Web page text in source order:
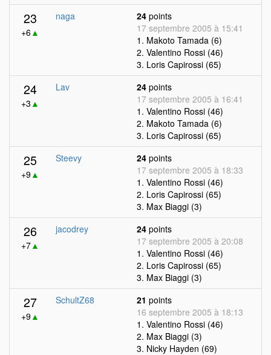
23
+6▲
naga 24 points
17 septembre 2005 à 15:41
1. Makoto Tamada (6)
2. Valentino Rossi (46)
3. Loris Capirossi (65)
24
+3 ▲
Lav 24 points
17 septembre 2005 à 16:41
1. Valentino Rossi (46)
2. Makoto Tamada (6)
3. Loris Capirossi (65)
25
+9▲
Steevy 24 points
17 septembre 2005 à 18:33
1. Valentino Rossi (46)
2. Loris Capirossi (65)
3. Max Biaggi (3)
26
+7▲
jacodrey 24 points
17 septembre 2005 à 20:08
1. Valentino Rossi (46)
2. Loris Capirossi (65)
3. Max Biaggi (3)
27
+9▲
SchultZ68 21 points
16 septembre 2005 à 18:13
1. Valentino Rossi (46)
2. Max Biaggi (3)
3. Nicky Hayden (69)